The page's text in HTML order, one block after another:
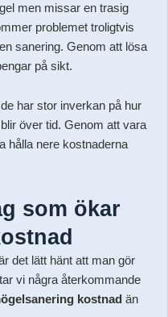
men missar en trasig
problemet troligtvis
sanering. Genom att lösa
på sikt.
har stor inverkan på hur
blir över tid. Genom att vara
hålla nere kostnaderna
som ökar
det lätt hänt att man gör
vi några återkommande
kostnad än